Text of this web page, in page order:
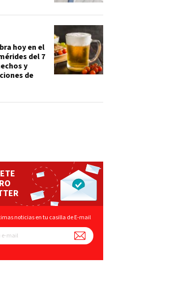
hoy en el
del 7
y
de
noticias en tu casilla de E-mail